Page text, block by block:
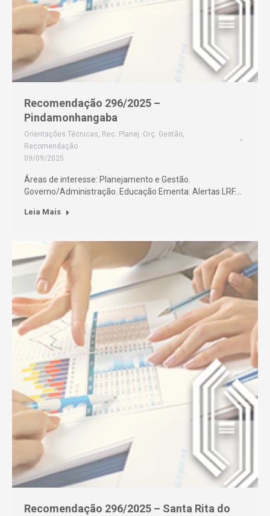
Recomendação 296/2025 –
Pindamonhangaba
Orientações Técnicas, Rec. Planej. Orç. Gestão,
Recomendação
09/09/2025
Áreas de interesse: Planejamento e Gestão.
Governo/Administração. Educação Ementa: Alertas LRF.…
Leia Mais
Recomendação 296/2025 – Santa Rita do